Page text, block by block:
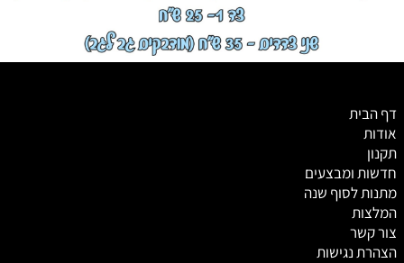
דף הבית
אודות
תקנון
חדשות ומבצעים
מתנות לסוף שנה
המלצות
צור קשר
הצהרת נגישות